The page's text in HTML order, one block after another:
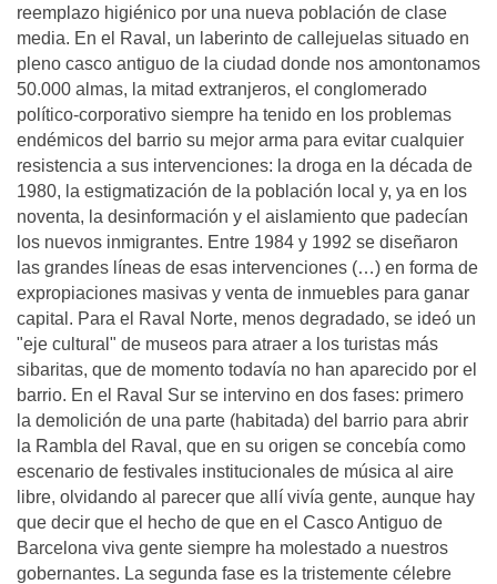
reemplazo higiénico por una nueva población de clase
media. En el Raval, un laberinto de callejuelas situado en
pleno casco antiguo de la ciudad donde nos amontonamos
50.000 almas, la mitad extranjeros, el conglomerado
político-corporativo siempre ha tenido en los problemas
endémicos del barrio su mejor arma para evitar cualquier
resistencia a sus intervenciones: la droga en la década de
1980, la estigmatización de la población local y, ya en los
noventa, la desinformación y el aislamiento que padecían
los nuevos inmigrantes. Entre 1984 y 1992 se diseñaron
las grandes líneas de esas intervenciones (…) en forma de
expropiaciones masivas y venta de inmuebles para ganar
capital. Para el Raval Norte, menos degradado, se ideó un
"eje cultural" de museos para atraer a los turistas más
sibaritas, que de momento todavía no han aparecido por el
barrio. En el Raval Sur se intervino en dos fases: primero
la demolición de una parte (habitada) del barrio para abrir
la Rambla del Raval, que en su origen se concebía como
escenario de festivales institucionales de música al aire
libre, olvidando al parecer que allí vivía gente, aunque hay
que decir que el hecho de que en el Casco Antiguo de
Barcelona viva gente siempre ha molestado a nuestros
gobernantes. La segunda fase es la tristemente célebre